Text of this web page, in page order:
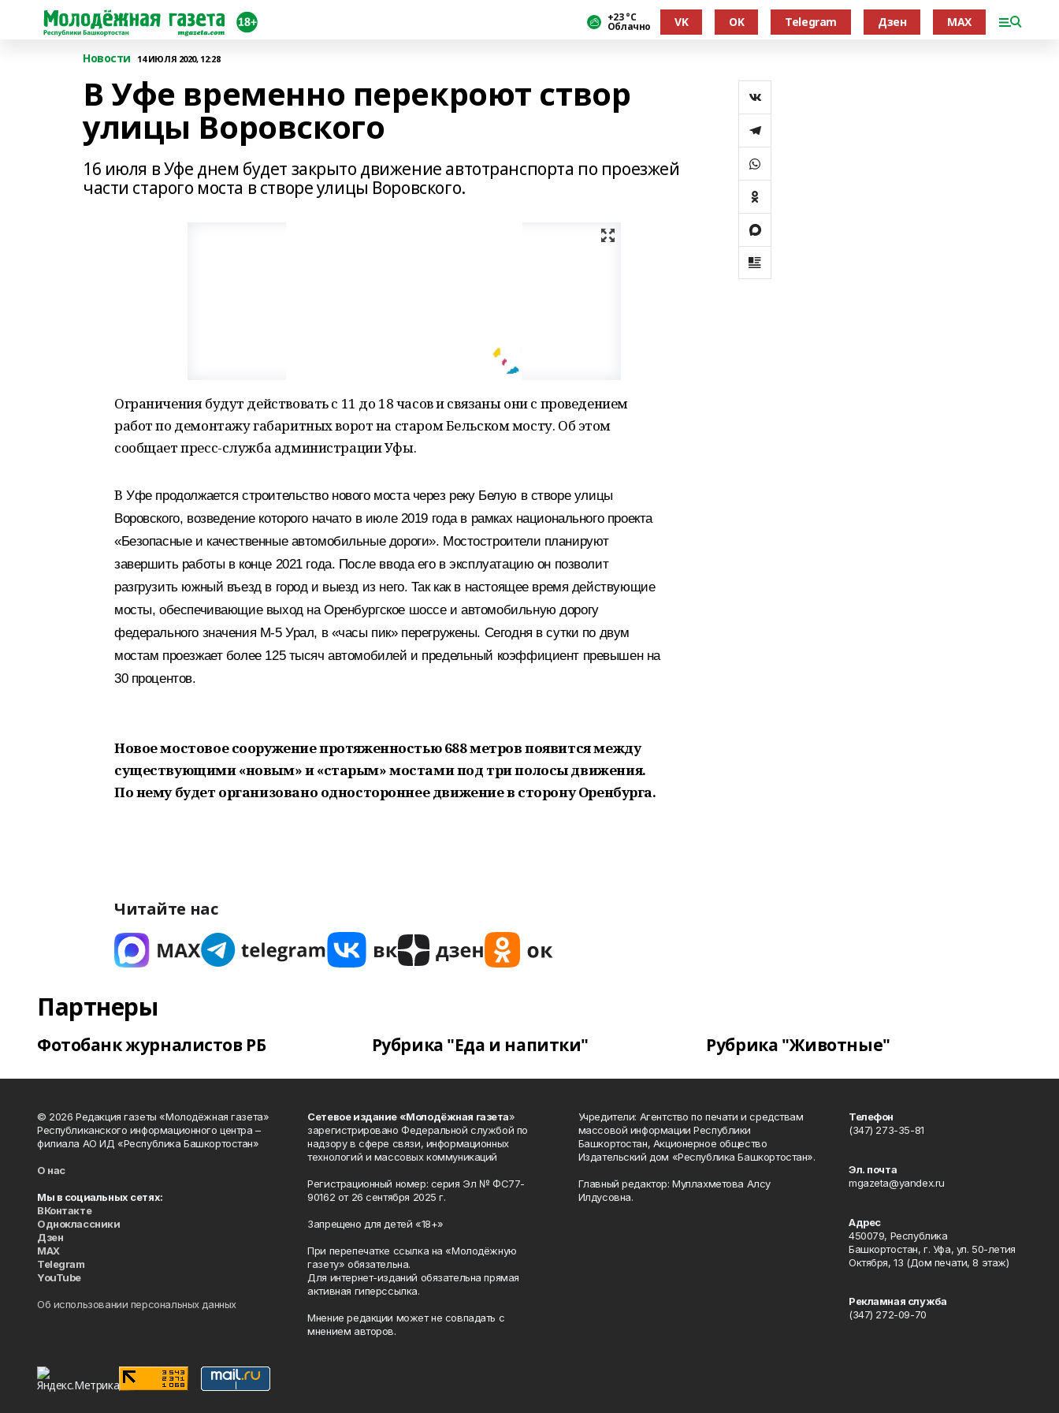
+23 °С
Облачно VK OK Telegram Дзен MAX
Новости 14 ИЮЛЯ 2020, 12:28
В Уфе временно перекроют створ
улицы Воровского
16 июля в Уфе днем будет закрыто движение автотранспорта по проезжей
части старого моста в створе улицы Воровского.
Ограничения будут действовать с 11 до 18 часов и связаны они с проведением
работ по демонтажу габаритных ворот на старом Бельском мосту. Об этом
сообщает пресс-служба администрации Уфы.
В Уфе продолжается строительство нового моста через реку Белую в створе улицы
Воровского, возведение которого начато в июле 2019 года в рамках национального проекта
«Безопасные и качественные автомобильные дороги». Мостостроители планируют
завершить работы в конце 2021 года. После ввода его в эксплуатацию он позволит
разгрузить южный въезд в город и выезд из него. Так как в настоящее время действующие
мосты, обеспечивающие выход на Оренбургское шоссе и автомобильную дорогу
федерального значения М-5 Урал, в «часы пик» перегружены. Сегодня в сутки по двум
мостам проезжает более 125 тысяч автомобилей и предельный коэффициент превышен на
30 процентов.
Новое мостовое сооружение протяженностью 688 метров появится между
существующими «новым» и «старым» мостами под три полосы движения.
По нему будет организовано одностороннее движение в сторону Оренбурга.
Читайте нас
Партнеры
Фотобанк журналистов РБ Рубрика "Еда и напитки" Рубрика "Животные"
© 2026 Редакция газеты «Молодёжная газета»
Республиканского информационного центра –
филиала АО ИД «Республика Башкортостан»
О нас
Мы в социальных сетях:
ВКонтакте
Одноклассники
Дзен
MAX
Telegram
YouTube
Об использовании персональных данных
Сетевое издание «Молодёжная газета»
зарегистрировано Федеральной службой по
надзору в сфере связи, информационных
технологий и массовых коммуникаций
Регистрационный номер: серия Эл № ФС77-
90162 от 26 сентября 2025 г.
Запрещено для детей «18+»
При перепечатке ссылка на «Молодёжную
газету» обязательна.
Для интернет-изданий обязательна прямая
активная гиперссылка.
Мнение редакции может не совпадать с
мнением авторов.
Учредители: Агентство по печати и средствам
массовой информации Республики
Башкортостан, Акционерное общество
Издательский дом «Республика Башкортостан».
Главный редактор: Муллахметова Алсу
Илдусовна.
Телефон
(347) 273-35-81
Эл. почта
mgazeta@yandex.ru
Адрес
450079, Республика
Башкортостан, г. Уфа, ул. 50-летия
Октября, 13 (Дом печати, 8 этаж)
Рекламная служба
(347) 272-09-70